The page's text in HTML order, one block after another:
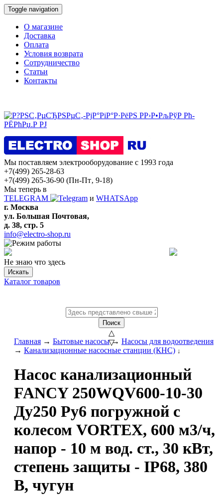
Toggle navigation
О магазине
Доставка
Оплата
Условия возврата
Сотрудничество
Статьи
Контакты
Мы поставляем электрооборудование с 1993 года
+7(499) 265-28-63
+7(499) 265-36-90 (Пн-Пт‚ 9-18)
Мы теперь в
TELEGRAM
и WHATSApp
г. Москва
ул. Большая Почтовая,
д. 38, стр. 5
info@electro-shop.ru
Не знаю что здесь
Искать
Каталог товаров
Поиск
△
▽
Главная → Бытовые насосы → Насосы для водоотведения
→ Канализационные насосные станции (КНС) ↓
Насос канализационный
FANCY 250WQV600-10-30
Ду250 Ру6 погружной с
колесом VORTEX, 600 м3/ч,
напор - 10 м вод. ст., 30 кВт,
степень защиты - IP68, 380
В, чугун